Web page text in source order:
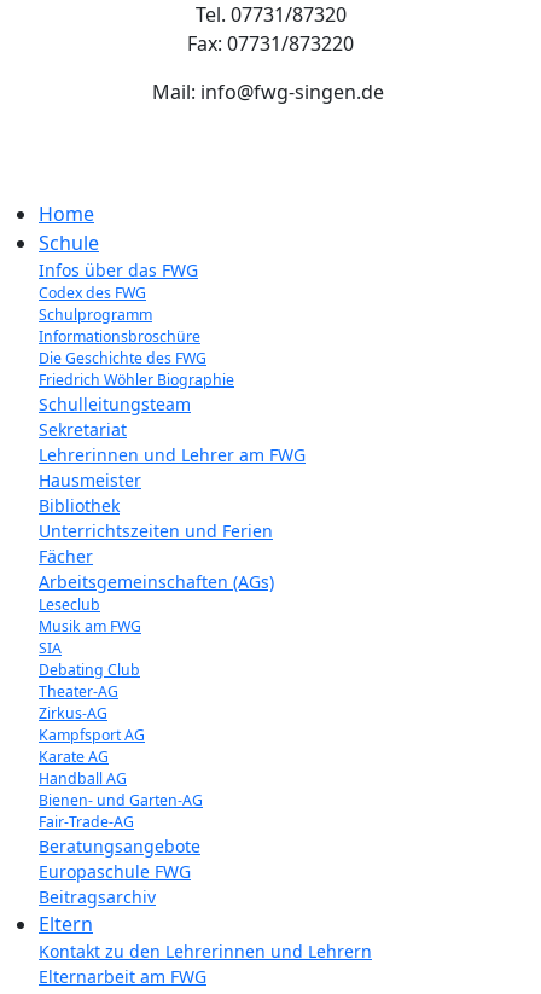
Tel. 07731/87320
Fax: 07731/873220
Mail: info@fwg-singen.de
Home
Schule
Infos über das FWG
Codex des FWG
Schulprogramm
Informationsbroschüre
Die Geschichte des FWG
Friedrich Wöhler Biographie
Schulleitungsteam
Sekretariat
Lehrerinnen und Lehrer am FWG
Hausmeister
Bibliothek
Unterrichtszeiten und Ferien
Fächer
Arbeitsgemeinschaften (AGs)
Leseclub
Musik am FWG
SIA
Debating Club
Theater-AG
Zirkus-AG
Kampfsport AG
Karate AG
Handball AG
Bienen- und Garten-AG
Fair-Trade-AG
Beratungsangebote
Europaschule FWG
Beitragsarchiv
Eltern
Kontakt zu den Lehrerinnen und Lehrern
Elternarbeit am FWG